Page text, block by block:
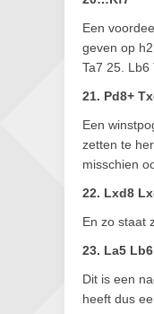
Een
geven op
Ta7 25. Lb6
21. Pd8+
Een
zetten te
misschien
22. Lxd8
En zo staat
23. La5
Dit is een
heeft dus